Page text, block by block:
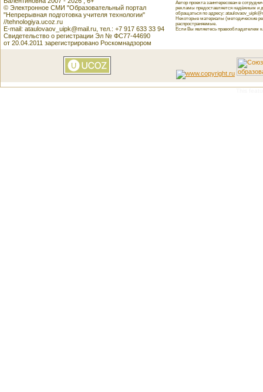
© Электронное СМИ "Образовательный портал
"Непрерывная подготовка учителя технологии"
//tehnologiya.ucoz.ru
E-mail: ataulovaov_uipk@mail.ru, тел.: +7 917 633 33 94
Свидетельство о регистрации Эл № ФС77-44690
от 20.04.2011 зарегистрировано Роскомнадзором
Автор проекта заинтересован в
рекламы предоставляется надёжным и
обращаться по адресу:
Некоторые материалы (методические
распространяемые.
Если Вы являетесь правообладателем